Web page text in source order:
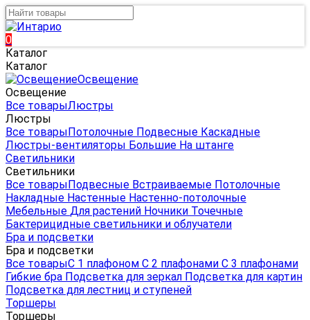
0
Каталог
Каталог
Освещение
Освещение
Все товарыЛюстры
Люстры
Все товарыПотолочные Подвесные Каскадные
Люстры-вентиляторы Большие На штанге
Светильники
Светильники
Все товарыПодвесные Встраиваемые Потолочные
Накладные Настенные Настенно-потолочные
Мебельные Для растений Ночники Точечные
Бактерицидные светильники и облучатели
Бра и подсветки
Бра и подсветки
Все товарыС 1 плафоном С 2 плафонами С 3 плафонами
Гибкие бра Подсветка для зеркал Подсветка для картин
Подсветка для лестниц и ступеней
Торшеры
Торшеры